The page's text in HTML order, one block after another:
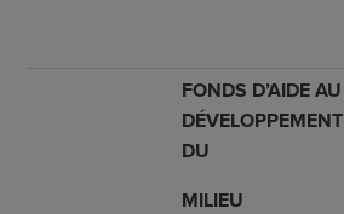
FONDS D’AIDE AU
DÉVELOPPEMENT
DU
MILIEU